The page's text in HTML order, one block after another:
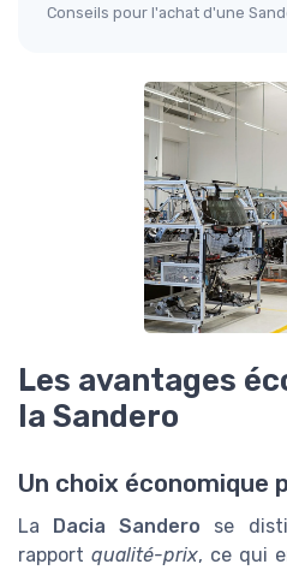
Conseils pour l'achat d'une
Les avantages
la Sandero
Un choix économique
La Dacia Sandero se
rapport qualité-prix, ce qui